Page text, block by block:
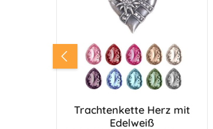
Trachtenkette Herz mit
Edelweiß